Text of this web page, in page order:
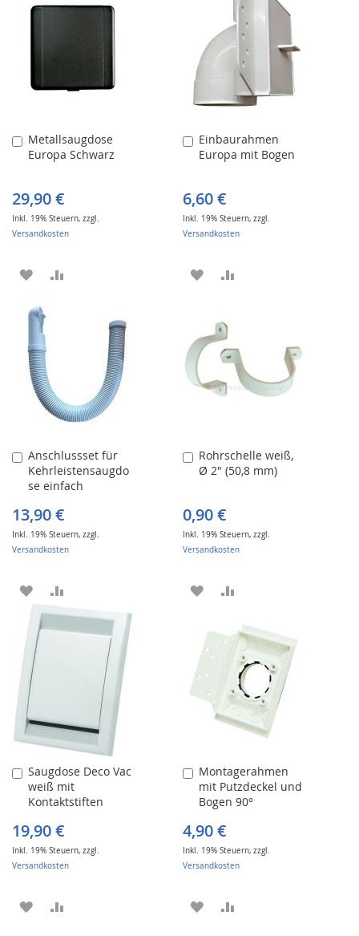
HINZUFÜGEN
HINZUFÜGEN HINZUFÜGENHINZUFÜGEN
Metallsaugdose
Europa Schwarz
29,90 €
Inkl. 19% Steuern, zzgl.
Versandkosten
In
den
ZUR
HINZUFÜGEN
HINZUFÜGEN
Einbaurahmen
Europa mit Bogen
6,60 €
Inkl. 19% Steuern,zzgl.
Versandkosten
In
den
ZUR
HINZUFÜGEN
Anschlussset für
Kehrleistensaugdo
se einfach
13,90 €
Inkl. 19% Steuern, zzgl.
Versandkosten
In
den
Warenkorb
ZUR
WUNSCHLISTE
HINZUFÜGEN
VERGLEICHSLISTE
HINZUFÜGEN
Rohrschelle weiß,
Ø 2" (50,8 mm)
0,90 €
Inkl. 19% Steuern,zzgl.
Versandkosten
In
den
ZUR
HINZUFÜGEN
HINZUFÜGEN
Saugdose Deco Vac
weiß mit
Kontaktstiften
19,90 €
Inkl. 19% Steuern, zzgl.
Versandkosten
In
den
Warenkorb
ZUR
Montagerahmen
mit Putzdeckel und
Bogen 90°
4,90 €
Inkl. 19% Steuern,zzgl.
Versandkosten
In
den
Warenkorb
ZUR